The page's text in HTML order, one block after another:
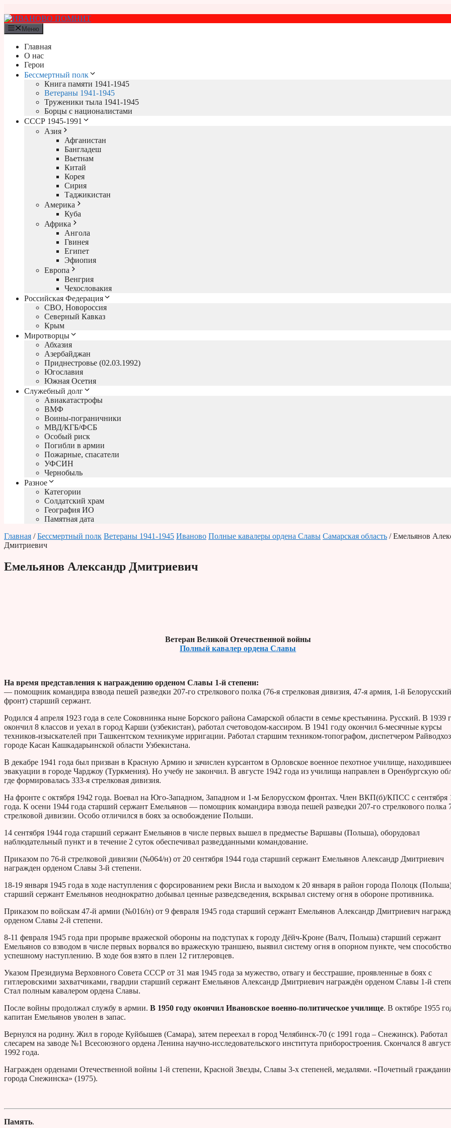
к
содержимому
Меню
Главная
О нас
Герои
Бессмертный полк
Книга памяти 1941-1945
Ветераны 1941-1945
Труженики тыла 1941-1945
Борцы с националистами
СССР 1945-1991
Азия
Афганистан
Бангладеш
Вьетнам
Китай
Корея
Сирия
Таджикистан
Америка
Куба
Африка
Ангола
Гвинея
Египет
Эфиопия
Европа
Венгрия
Чехословакия
Российская Федерация
СВО, Новороссия
Северный Кавказ
Крым
Миротворцы
Абхазия
Азербайджан
Приднестровье (02.03.1992)
Югославия
Южная Осетия
Служебный долг
Авиакатастрофы
ВМФ
Воины-пограничники
МВД/КГБ/ФСБ
Особый риск
Погибли в армии
Пожарные, спасатели
УФСИН
Чернобыль
Разное
Категории
Солдатский храм
География ИО
Памятная дата
Главная /Бессмертный полк Ветераны 1941-1945 Иваново Полные кавалеры ордена Славы Самарская область / Емельянов
Дмитриевич
Емельянов Александр Дмитриевич
Ветеран Великой Отечественной войны
Полный кавалер ордена Славы
На время представления к награждению орденом Славы 1-й степени:
— помощник командира взвода пешей разведки 207-го стрелкового полка (76-я стрелковая дивизия, 47-я армия, 1-й Белорусский
фронт) старший сержант.
Родился 4 апреля 1923 года в селе Соковнинка ныне Борского района Самарской области в семье крестьянина. Русский. В 1939
окончил 8 классов и уехал в город Карши (узбекистан), работал счетоводом-кассиром. В 1941 году окончил 6-месячные курсы
техников-изыскателей при Ташкентском техникуме ирригации. Работал старшим техником-топографом, диспетчером
городе Касан Кашкадарьинской области Узбекистана.
В декабре 1941 года был призван в Красную Армию и зачислен курсантом в Орловское военное пехотное училище,
эвакуации в городе Чарджоу (Туркмения). Но учебу не закончил. В августе 1942 года из училища направлен в Оренбургскую
где формировалась 333-я стрелковая дивизия.
На фронте с октября 1942 года. Воевал на Юго-Западном, Западном и 1-м Белорусском фронтах. Член ВКП(б)/КПСС с сентября
года. К осени 1944 года старший сержант Емельянов — помощник командира взвода пешей разведки 207-го стрелкового полка
стрелковой дивизии. Особо отличился в боях за освобождение Польши.
14 сентября 1944 года старший сержант Емельянов в числе первых вышел в предместье Варшавы (Польша), оборудовал
наблюдательный пункт и в течение 2 суток обеспечивал разведданными командование.
Приказом по 76-й стрелковой дивизии (№064/н) от 20 сентября 1944 года старший сержант Емельянов Александр Дмитриевич
награжден орденом Славы 3-й степени.
18-19 января 1945 года в ходе наступления с форсированием реки Висла и выходом к 20 января в район города Полоцк
старший сержант Емельянов неоднократно добывал ценные разведсведения, вскрывал систему огня в обороне противника.
Приказом по войскам 47-й армии (№016/н) от 9 февраля 1945 года старший сержант Емельянов Александр Дмитриевич
орденом Славы 2-й степени.
8-11 февраля 1945 года при прорыве вражеской обороны на подступах к городу Дёйч-Кроне (Валч, Польша) старший сержант
Емельянов со взводом в числе первых ворвался во вражескую траншею, выявил систему огня в опорном пункте, чем
успешному наступлению. В ходе боя взято в плен 12 гитлеровцев.
Указом Президиума Верховного Совета СССР от 31 мая 1945 года за мужество, отвагу и бесстрашие, проявленные в боях с
гитлеровскими захватчиками, гвардии старший сержант Емельянов Александр Дмитриевич награждён орденом Славы 1-й
Стал полным кавалером ордена Славы.
После войны продолжал службу в армии. В 1950 году окончил Ивановское военно-политическое училище. В октябре 1955
капитан Емельянов уволен в запас.
Вернулся на родину. Жил в городе Куйбышев (Самара), затем переехал в город Челябинск-70 (с 1991 года – Снежинск). Работал
слесарем на заводе №1 Всесоюзного ордена Ленина научно-исследовательского института приборостроения. Скончался 8
1992 года.
Награжден орденами Отечественной войны 1-й степени, Красной Звезды, Славы 3-х степеней, медалями. «Почетный
города Снежинска» (1975).
Память.